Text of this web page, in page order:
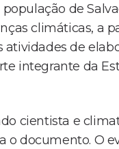
de
climáticas, a
de
integrante da
cientista e
documento. O